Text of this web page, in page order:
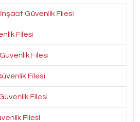
Güvenlik Filesi
Filesi
Filesi
Filesi
Filesi
Filesi